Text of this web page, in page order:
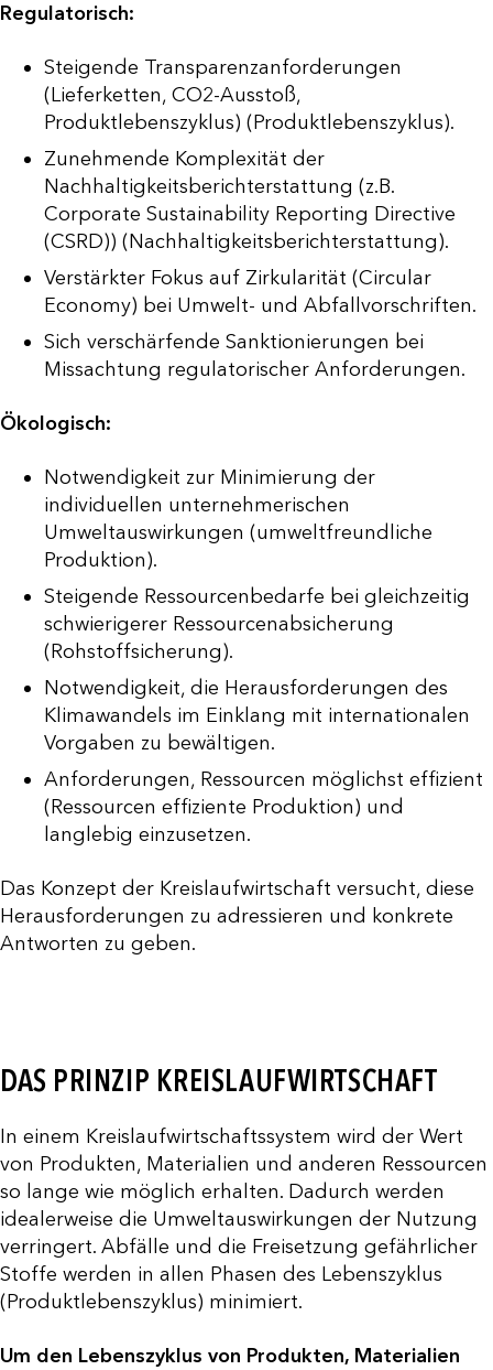
Regulatorisch:
Steigende Transparenzanforderungen
(Lieferketten, CO2-Ausstoß,
Produktlebenszyklus) (Produktlebenszyklus).
Zunehmende Komplexität der
Nachhaltigkeitsberichterstattung (z.B.
Corporate Sustainability Reporting Directive
(CSRD)) (Nachhaltigkeitsberichterstattung).
Verstärkter Fokus auf Zirkularität (Circular
Economy) bei Umwelt- und Abfallvorschriften.
Sich verschärfende Sanktionierungen bei
Missachtung regulatorischer Anforderungen.
Ökologisch:
Notwendigkeit zur Minimierung der
individuellen unternehmerischen
Umweltauswirkungen (umweltfreundliche
Produktion).
Steigende Ressourcenbedarfe bei gleichzeitig
schwierigerer Ressourcenabsicherung
(Rohstoffsicherung).
Notwendigkeit, die Herausforderungen des
Klimawandels im Einklang mit internationalen
Vorgaben zu bewältigen.
Anforderungen, Ressourcen möglichst effizient
(Ressourcen effiziente Produktion) und
langlebig einzusetzen.
Das Konzept der Kreislaufwirtschaft versucht, diese
Herausforderungen zu adressieren und konkrete
Antworten zu geben.
DAS PRINZIP KREISLAUFWIRTSCHAFT
In einem Kreislaufwirtschaftssystem wird der Wert
von Produkten, Materialien und anderen Ressourcen
so lange wie möglich erhalten. Dadurch werden
idealerweise die Umweltauswirkungen der Nutzung
verringert. Abfälle und die Freisetzung gefährlicher
Stoffe werden in allen Phasen des Lebenszyklus
(Produktlebenszyklus) minimiert.
Um den Lebenszyklus von Produkten, Materialien